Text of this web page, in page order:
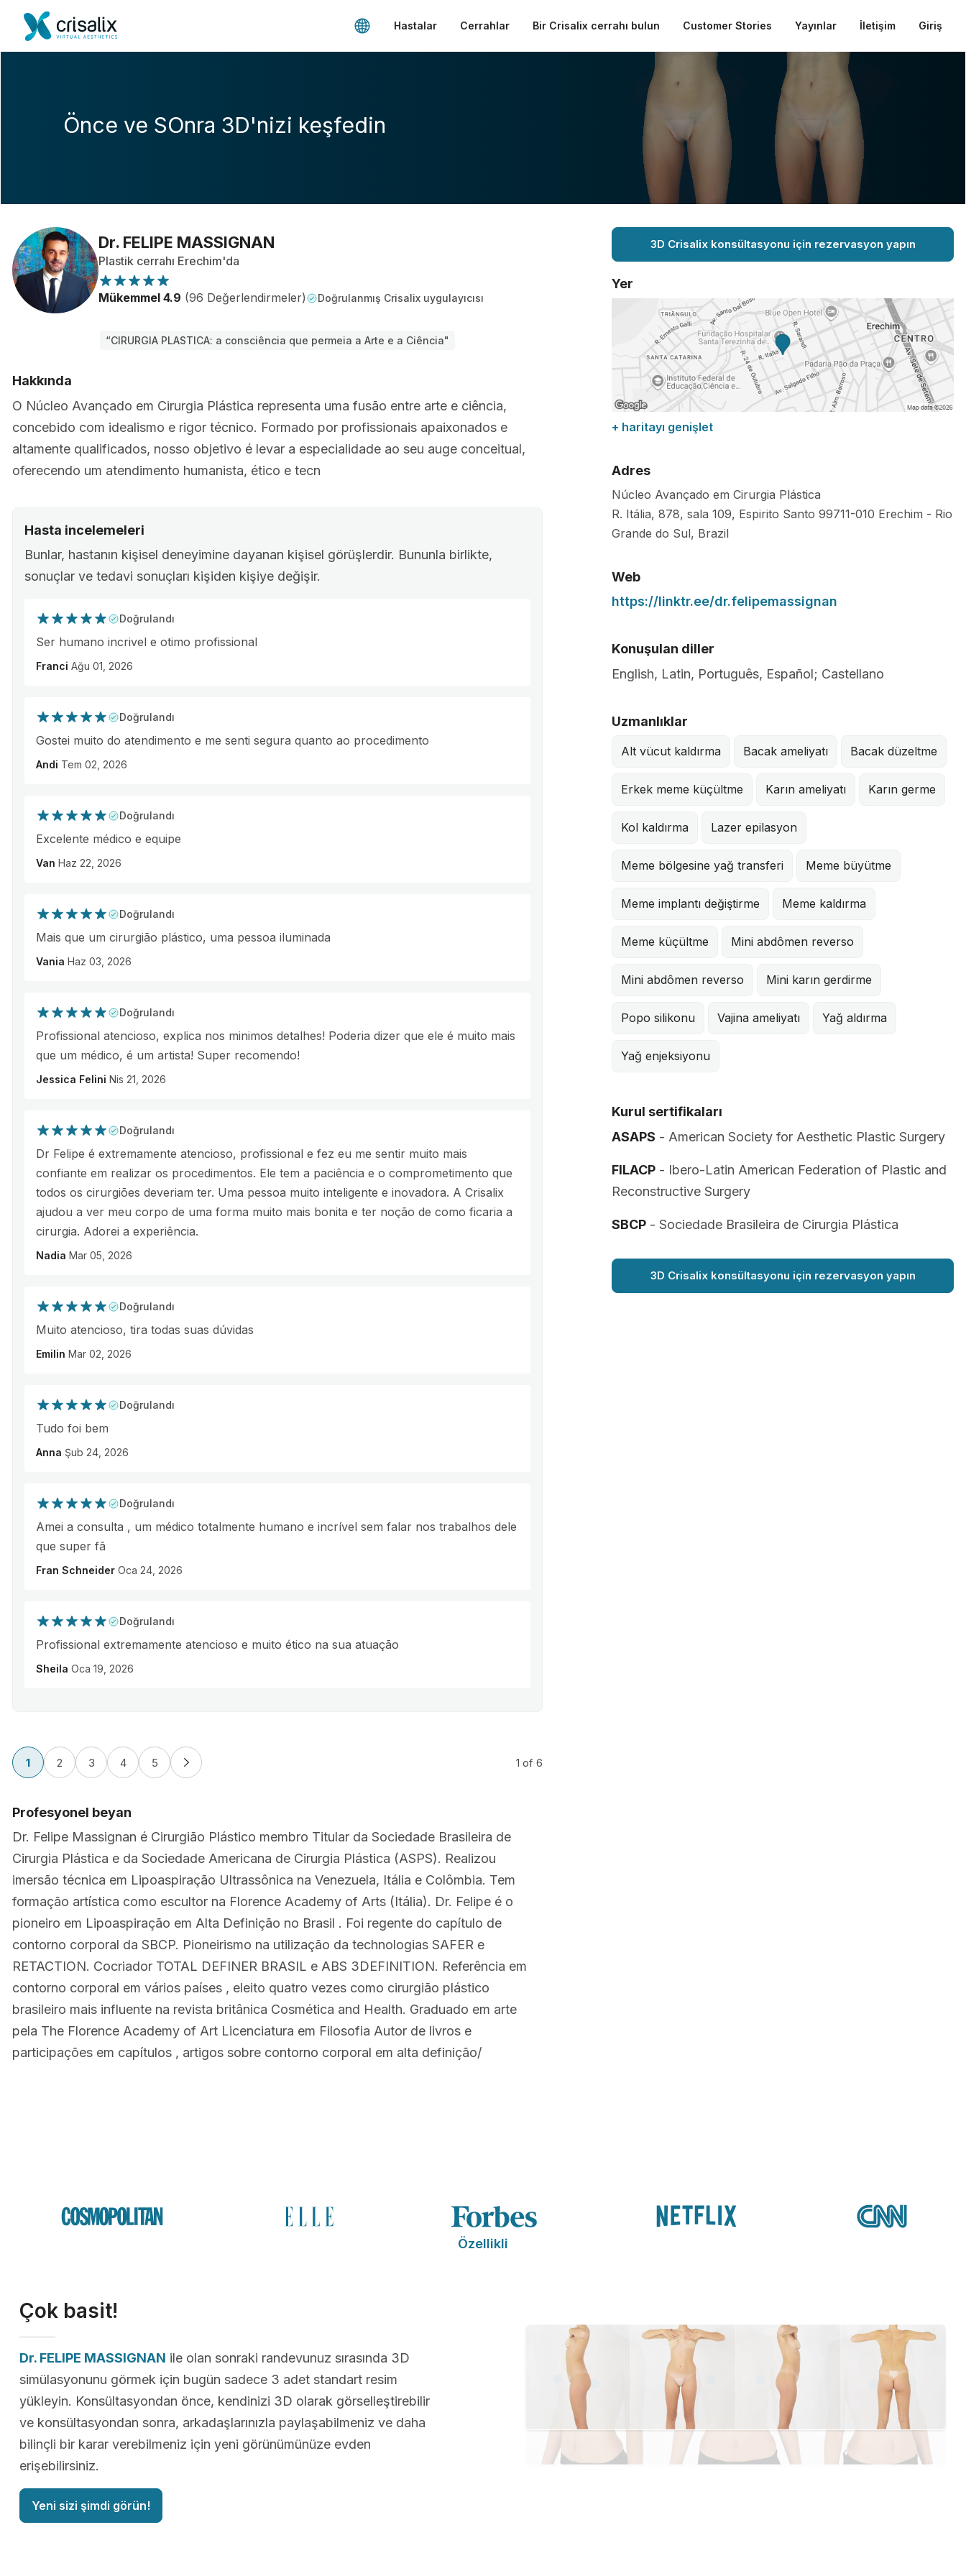
Hastalar Cerrahlar Bir Crisalix cerrahı bulun Customer Stories Yayınlar İletişim Giriş
Önce ve SOnra 3D'nizi keşfedin
Dr. FELIPE MASSIGNAN
Plastik cerrahı Erechim'da
Mükemmel 4.9 (96 Değerlendirmeler) Doğrulanmış Crisalix uygulayıcısı
“CIRURGIA PLASTICA: a consciência que permeia a Arte e a Ciência"
Hakkında
O Núcleo Avançado em Cirurgia Plástica representa uma fusão entre arte e ciência,
concebido com idealismo e rigor técnico. Formado por profissionais apaixonados e
altamente qualificados, nosso objetivo é levar a especialidade ao seu auge conceitual,
oferecendo um atendimento humanista, ético e tecn
Hasta incelemeleri
Bunlar, hastanın kişisel deneyimine dayanan kişisel görüşlerdir. Bununla birlikte,
sonuçlar ve tedavi sonuçları kişiden kişiye değişir.
Doğrulandı
Ser humano incrivel e otimo profissional
Franci Ağu 01, 2026
Doğrulandı
Gostei muito do atendimento e me senti segura quanto ao procedimento
Andi Tem 02, 2026
Doğrulandı
Excelente médico e equipe
Van Haz 22, 2026
Doğrulandı
Mais que um cirurgião plástico, uma pessoa iluminada
Vania Haz 03, 2026
Doğrulandı
Profissional atencioso, explica nos minimos detalhes! Poderia dizer que ele é muito mais
que um médico, é um artista! Super recomendo!
Jessica Felini Nis 21, 2026
Doğrulandı
Dr Felipe é extremamente atencioso, profissional e fez eu me sentir muito mais
confiante em realizar os procedimentos. Ele tem a paciência e o comprometimento que
todos os cirurgiões deveriam ter. Uma pessoa muito inteligente e inovadora. A Crisalix
ajudou a ver meu corpo de uma forma muito mais bonita e ter noção de como ficaria a
cirurgia. Adorei a experiência.
Nadia Mar 05, 2026
Doğrulandı
Muito atencioso, tira todas suas dúvidas
Emilin Mar 02, 2026
Doğrulandı
Tudo foi bem
Anna Şub 24, 2026
Doğrulandı
Amei a consulta , um médico totalmente humano e incrível sem falar nos trabalhos dele
que super fã
Fran Schneider Oca 24, 2026
Doğrulandı
Profissional extremamente atencioso e muito ético na sua atuação
Sheila Oca 19, 2026
1 2 3 4 5 1 of 6
Profesyonel beyan
Dr. Felipe Massignan é Cirurgião Plástico membro Titular da Sociedade Brasileira de
Cirurgia Plástica e da Sociedade Americana de Cirurgia Plástica (ASPS). Realizou
imersão técnica em Lipoaspiração Ultrassônica na Venezuela, Itália e Colômbia. Tem
formação artística como escultor na Florence Academy of Arts (Itália). Dr. Felipe é o
pioneiro em Lipoaspiração em Alta Definição no Brasil . Foi regente do capítulo de
contorno corporal da SBCP. Pioneirismo na utilização da technologias SAFER e
RETACTION. Cocriador TOTAL DEFINER BRASIL e ABS 3DEFINITION. Referência em
contorno corporal em vários países , eleito quatro vezes como cirurgião plástico
brasileiro mais influente na revista britânica Cosmética and Health. Graduado em arte
pela The Florence Academy of Art Licenciatura em Filosofia Autor de livros e
participações em capítulos , artigos sobre contorno corporal em alta definição/
3D Crisalix konsültasyonu için rezervasyon yapın
Yer
+ haritayı genişlet
Adres
Núcleo Avançado em Cirurgia Plástica
R. Itália, 878, sala 109, Espirito Santo 99711-010 Erechim - Rio
Grande do Sul, Brazil
Web
https://linktr.ee/dr.felipemassignan
Konuşulan diller
English, Latin, Português, Español; Castellano
Uzmanlıklar
Alt vücut kaldırma Bacak ameliyatı Bacak düzeltme
Erkek meme küçültme Karın ameliyatı Karın germe
Kol kaldırma Lazer epilasyon
Meme bölgesine yağ transferi Meme büyütme
Meme implantı değiştirme Meme kaldırma
Meme küçültme Mini abdômen reverso
Mini abdômen reverso Mini karın gerdirme
Popo silikonu Vajina ameliyatı Yağ aldırma
Yağ enjeksiyonu
Kurul sertifikaları
ASAPS - American Society for Aesthetic Plastic Surgery
FILACP - Ibero-Latin American Federation of Plastic and
Reconstructive Surgery
SBCP - Sociedade Brasileira de Cirurgia Plástica
3D Crisalix konsültasyonu için rezervasyon yapın
Özellikli
Çok basit!
Dr. FELIPE MASSIGNAN ile olan sonraki randevunuz sırasında 3D
simülasyonunu görmek için bugün sadece 3 adet standart resim
yükleyin. Konsültasyondan önce, kendinizi 3D olarak görselleştirebilir
ve konsültasyondan sonra, arkadaşlarınızla paylaşabilmeniz ve daha
bilinçli bir karar verebilmeniz için yeni görünümünüze evden
erişebilirsiniz.
Yeni sizi şimdi görün!